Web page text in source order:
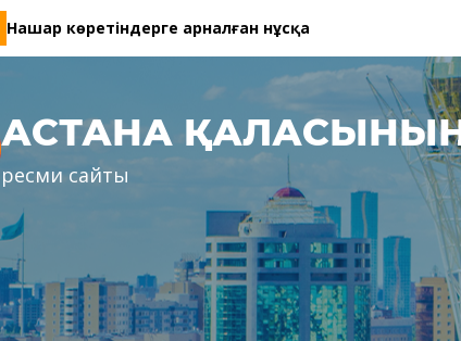
Нашар көретіндерге арналған нұсқа
АСТАНА
ресми сайты